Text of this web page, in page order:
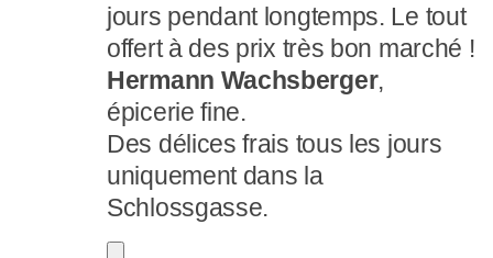
jours pendant longtemps. Le tout
offert à des prix très bon marché !
Hermann Wachsberger,
épicerie fine.
Des délices frais tous les jours
uniquement dans la
Schlossgasse.